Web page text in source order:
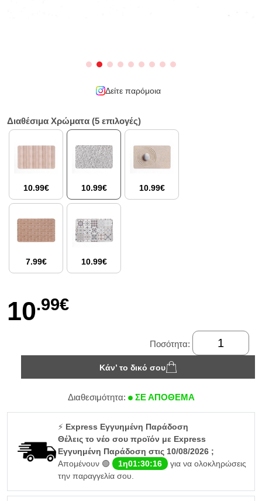
Δείτε παρόμοια
Διαθέσιμα Χρώματα (5 επιλογές)
10.99€ 10.99€ 10.99€
7.99€ 10.99€
10.99€
Ποσότητα:
Κάν’ το δικό σου
Διαθεσιμότητα: ΣΕ ΑΠΟΘΕΜΑ
⚡ Express Εγγυημένη Παράδοση
Θέλεις το νέο σου προϊόν με Express
Εγγυημένη Παράδοση στις 10/08/2026 ;
Απομένουν 🟢
1η01:30:16
για να ολοκληρώσεις
την παραγγελία σου.